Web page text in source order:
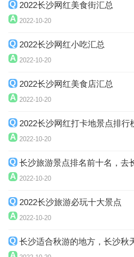
2022长沙网红美食街汇总
2022-10-20
2022长沙网红小吃汇总
2022-10-20
2022长沙网红美食店汇总
2022-10-20
2022长沙网红打卡地景点排行
2022-10-20
长沙旅游景点排名前十名，去
2022-10-20
2022长沙旅游必玩十大景点
2022-10-20
长沙适合秋游的地方，长沙秋